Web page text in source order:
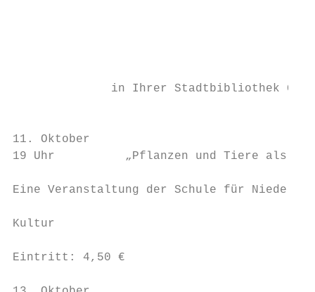
in Ihrer Stadtbibliothek
11. Oktober
19 Uhr          „Pflanzen und Tiere als
Eine Veranstaltung der Schule für
Kultur
Eintritt: 4,50 €